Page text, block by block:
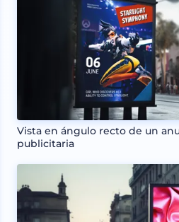
Vista en ángulo recto de un
publicitaria